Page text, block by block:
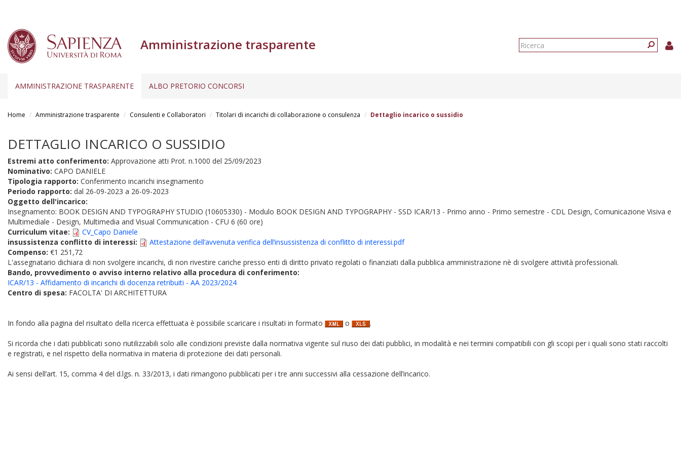
Amministrazione trasparente
Form
AMMINISTRAZIONE TRASPARENTE ALBO PRETORIO CONCORSI
Home Amministrazione trasparente Consulenti e Collaboratori Titolari di incarichi di collaborazione o consulenza Dettaglio incarico o sussidio
DETTAGLIO INCARICO O SUSSIDIO
Estremi atto conferimento: Approvazione atti Prot. n.1000 del 25/09/2023
Nominativo: CAPO DANIELE
Tipologia rapporto: Conferimento incarichi insegnamento
Periodo rapporto: dal 26-09-2023 a 26-09-2023
Oggetto dell'incarico:
Insegnamento: BOOK DESIGN AND TYPOGRAPHY STUDIO (10605330) - Modulo BOOK DESIGN AND TYPOGRAPHY - SSD ICAR/13 - Primo anno - Primo semestre - CDL Design, Comunicazione Visiva e
Multimediale - Design, Multimedia and Visual Communication - CFU 6 (60 ore)
Curriculum vitae:
CV_Capo Daniele
insussistenza conflitto di interessi:
Attestazione dell’avvenuta verifica dell’insussistenza di conflitto di interessi.pdf
Compenso: €1 251,72
L'assegnatario dichiara di non svolgere incarichi, di non rivestire cariche presso enti di diritto privato regolati o finanziati dalla pubblica amministrazione nè di svolgere attività professionali.
Bando, provvedimento o avviso interno relativo alla procedura di conferimento:
ICAR/13 - Affidamento di incarichi di docenza retribuiti - AA 2023/2024
Centro di spesa: FACOLTA' DI ARCHITETTURA
In fondo alla pagina del risultato della ricerca effettuata è possibile scaricare i risultati in formato o .
Si ricorda che i dati pubblicati sono riutilizzabili solo alle condizioni previste dalla normativa vigente sul riuso dei dati pubblici, in modalità e nei termini compatibili con gli scopi per i quali sono stati raccolti
e registrati, e nel rispetto della normativa in materia di protezione dei dati personali.
Ai sensi dell’art. 15, comma 4 del d.lgs. n. 33/2013, i dati rimangono pubblicati per i tre anni successivi alla cessazione dell’incarico.